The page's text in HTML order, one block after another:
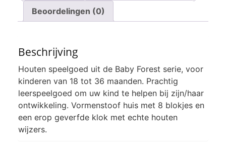
Beoordelingen (0)
Beschrijving
Houten speelgoed uit de Baby Forest serie, voor
kinderen van 18 tot 36 maanden. Prachtig
leerspeelgoed om uw kind te helpen bij zijn/haar
ontwikkeling. Vormenstoof huis met 8 blokjes en
een erop geverfde klok met echte houten
wijzers.